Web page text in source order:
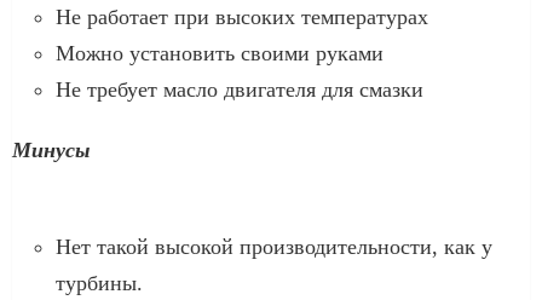
Не работает при высоких температурах
Можно установить своими руками
Не требует масло двигателя для смазки
Минусы
Нет такой высокой производительности, как у
турбины.